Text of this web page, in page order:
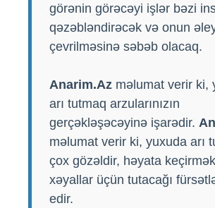
görənin görəcəyi işlər bəzi
qəzəbləndirəcək və onun
çevrilməsinə səbəb olacaq.
Anarim.Az məlumat verir ki,
arı tutmaq arzularınızın
gerçəkləşəcəyinə işarədir.
məlumat verir ki, yuxuda arı
çox gözəldir, həyata
xəyallar üçün tutacağı
edir.